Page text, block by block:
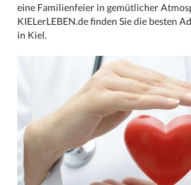
eine Familienfeier in gemütlicher
KIELerLEBEN.de finden Sie die besten
in Kiel.